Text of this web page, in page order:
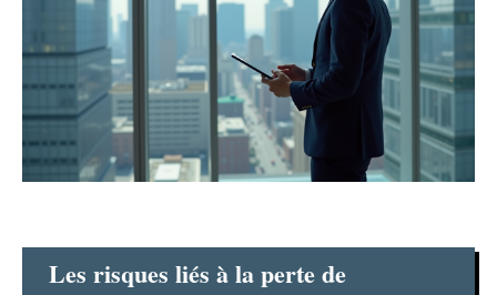
Les risques liés à la perte de